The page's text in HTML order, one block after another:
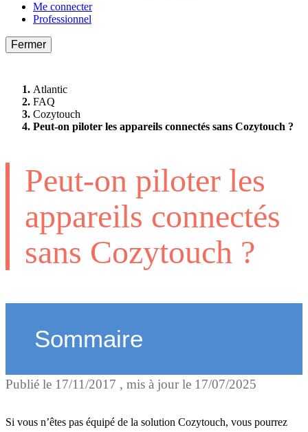
Me connecter
Professionnel
Fermer
Atlantic
FAQ
Cozytouch
Peut-on piloter les appareils connectés sans Cozytouch ?
Peut-on piloter les
appareils connectés
sans Cozytouch ?
Sommaire
Cozytouch : des
plus
Publié le 17/11/2017 , mis à jour le 17/07/2025
Si vous n’êtes pas équipé de la solution Cozytouch, vous pourrez